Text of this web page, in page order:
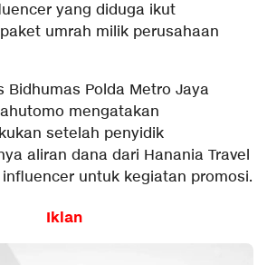
yang diduga ikut
umrah milik perusahaan
Bidhumas Polda Metro Jaya
mengatakan
setelah penyidik
aliran dana dari Hanania Travel
untuk kegiatan promosi.
Iklan